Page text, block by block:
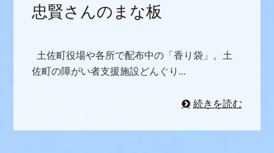
忠賢さんのまな板
土佐町役場や各所で配布中の「香り袋」。土
佐町の障がい者支援施設どんぐり...
続きを読む